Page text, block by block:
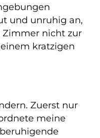
und unruhig an,
nicht zur
kratzigen
Zuerst nur
meine